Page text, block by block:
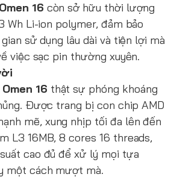
16 còn sở hữu thời lượng
Wh Li-ion polymer, đảm bảo
sử dụng lâu dài và tiện lợi mà
việc sạc pin thường xuyên.
Omen 16 thật sự phóng khoáng
Được trang bị con chip AMD
mẽ, xung nhịp tối đa lên đến
L3 16MB, 8 cores 16 threads,
cao đủ để xử lý mọi tựa
một cách mượt mà.